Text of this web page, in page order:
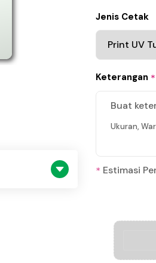
Jenis Cetak
Keterangan *
Buat
Ukuran,
* Estimasi